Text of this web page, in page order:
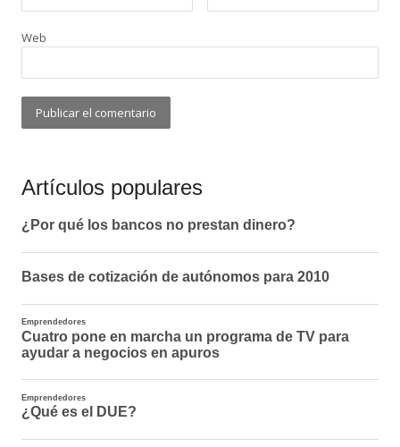
Web
Artículos populares